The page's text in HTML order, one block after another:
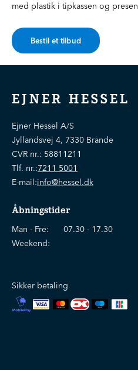
med plastik i tipkassen og
Bestil et tilbud
EJNER HESSEL
Ejner Hessel A/S
Jyllandsvej 4, 7330 Brande
CVR nr.: 58811211
Tlf. nr.:7211 5001
E-mail:info@hessel.dk
Åbningstider
Man - Fre:
07.30 - 17.30
Weekend:
Sikker betaling